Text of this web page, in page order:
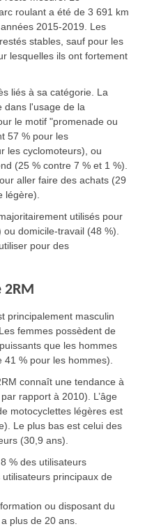
roulant a été de 3 691 km
2015-2019. Les
stables, sauf pour les
lesquelles ils ont fortement
liés à sa catégorie. La
dans l'usage de la
le motif "promenade ou
57 % pour les
les cyclomoteurs), ou
(25 % contre 7 % et 1 %).
aller faire des achats (29
légère).
utilisés pour
domicile-travail (48 %).
pour des
principalement masculin
femmes possèdent de
que les hommes
% pour les hommes).
connaît une tendance à
rapport à 2010). L’âge
motocyclettes légères est
Le plus bas est celui des
(30,9 ans).
% des utilisateurs
principaux de
ou disposant du
plus de 20 ans.